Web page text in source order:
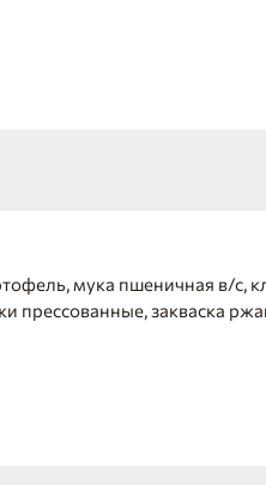
мука пшеничная в/с,
прессованные, закваска